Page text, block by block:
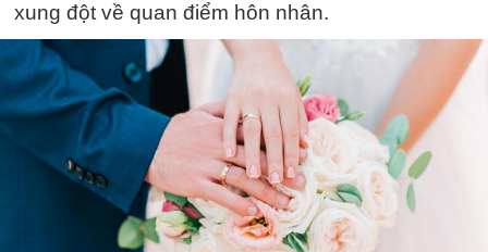
xung đột về quan điểm hôn nhân.